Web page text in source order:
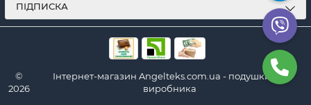
ПІДПИСКА
©
2026
Інтернет-магазин Angelteks.com.ua - подушки від
виробника